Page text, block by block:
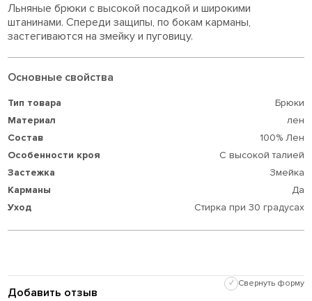
Льняные брюки с высокой посадкой и широкими
штанинами. Спереди защипы, по бокам карманы,
застегиваются на змейку и пуговицу.
Основные свойства
Тип товара
Брюки
Материал
лен
Состав
100% Лен
Особенности кроя
С высокой талией
Застежка
Змейка
Карманы
Да
Уход
Стирка при 30 градусах
Добавить отзыв
✓ Свернуть форму